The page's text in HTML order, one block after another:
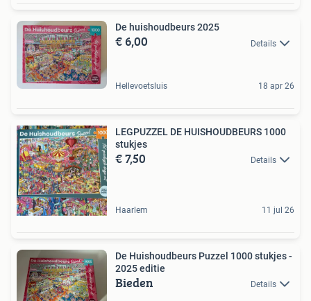
De huishoudbeurs 2025
€ 6,00 Details
Hellevoetsluis 18 apr 26
LEGPUZZEL DE HUISHOUDBEURS 1000
stukjes
€ 7,50 Details
Haarlem 11 jul 26
De Huishoudbeurs Puzzel 1000 stukjes -
2025 editie
Bieden Details